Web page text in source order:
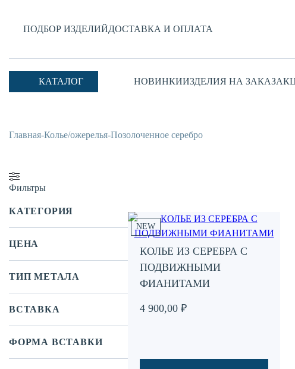
ПОДБОР ИЗДЕЛИЙДОСТАВКА И ОПЛАТА
КАТАЛОГ НОВИНКИИЗДЕЛИЯ НА ЗАКАЗ
Главная-Колье/ожерелья-Позолоченное серебро
Фильтры
КАТЕГОРИЯ
ЦЕНА
ТИП МЕТАЛА
ВСТАВКА
ФОРМА ВСТАВКИ
NEW
КОЛЬЕ ИЗ СЕРЕБРА С
ПОДВИЖНЫМИ
ФИАНИТАМИ
4 900,00 ₽